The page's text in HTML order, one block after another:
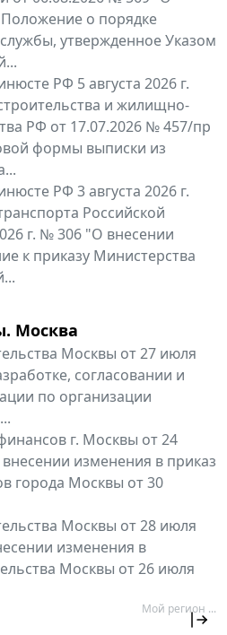
о порядке
утвержденное Указом
РФ 5 августа 2026 г.
и жилищно-
РФ от 17.07.2026 № 457/пр
формы выписки из
РФ 3 августа 2026 г.
Российской
г. № 306 "О внесении
к приказу Министерства
Москва
Москвы от 27 июля
согласовании и
по организации
г. Москвы от 24
изменения в приказ
города Москвы от 30
Москвы от 28 июля
изменения в
Москвы от 26 июля
Мой регион ...